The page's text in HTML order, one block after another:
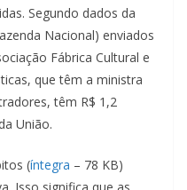
Segundo dados da
Nacional) enviados
Fábrica Cultural e
que têm a ministra
têm R$ 1,2
União.
(íntegra – 78 KB)
Isso significa que as